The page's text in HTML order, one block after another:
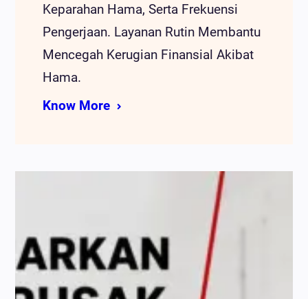
Keparahan Hama, Serta Frekuensi
Pengerjaan. Layanan Rutin Membantu
Mencegah Kerugian Finansial Akibat
Hama.
Know More